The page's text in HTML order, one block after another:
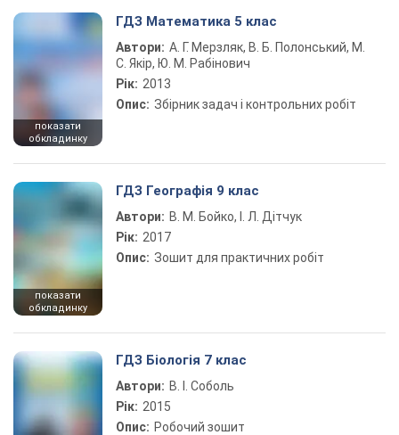
показати
обкладинку
ГДЗ Математика 5 клас
Автори: А. Г. Мерзляк, В. Б. Полонський, М.
С. Якір, Ю. М. Рабінович
Рік: 2013
Опис: Збірник задач і контрольних робіт
показати
обкладинку
ГДЗ Географія 9 клас
Автори: В. М. Бойко, І. Л. Дітчук
Рік: 2017
Опис: Зошит для практичних робіт
ГДЗ Біологія 7 клас
Автори: В. І. Соболь
Рік: 2015
Опис: Робочий зошит